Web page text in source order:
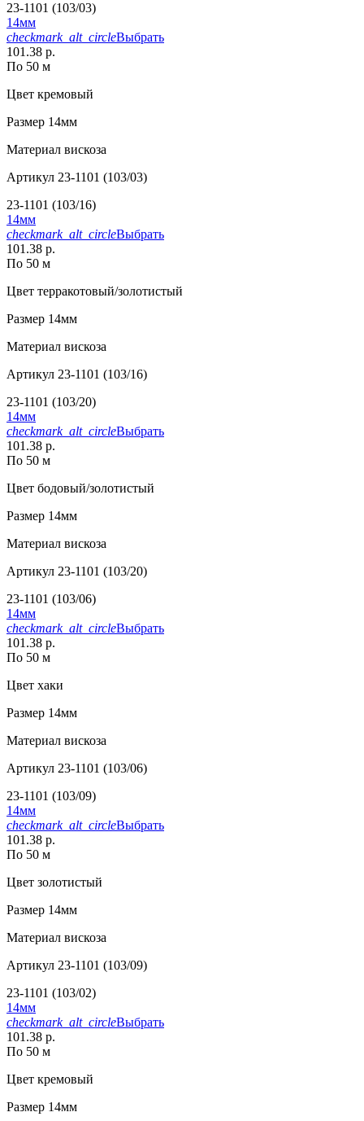
23-1101 (103/03)
14мм
checkmark_alt_circleВыбрать
101.38 р.
По 50 м
Цвет кремовый
Размер 14мм
Материал вискоза
Артикул 23-1101 (103/03)
23-1101 (103/16)
14мм
checkmark_alt_circleВыбрать
101.38 р.
По 50 м
Цвет терракотовый/золотистый
Размер 14мм
Материал вискоза
Артикул 23-1101 (103/16)
23-1101 (103/20)
14мм
checkmark_alt_circleВыбрать
101.38 р.
По 50 м
Цвет бодовый/золотистый
Размер 14мм
Материал вискоза
Артикул 23-1101 (103/20)
23-1101 (103/06)
14мм
checkmark_alt_circleВыбрать
101.38 р.
По 50 м
Цвет хаки
Размер 14мм
Материал вискоза
Артикул 23-1101 (103/06)
23-1101 (103/09)
14мм
checkmark_alt_circleВыбрать
101.38 р.
По 50 м
Цвет золотистый
Размер 14мм
Материал вискоза
Артикул 23-1101 (103/09)
23-1101 (103/02)
14мм
checkmark_alt_circleВыбрать
101.38 р.
По 50 м
Цвет кремовый
Размер 14мм